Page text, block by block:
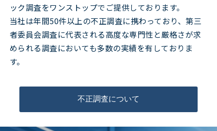
ック調査をワンストップでご提供しております。
当社は年間50件以上の不正調査に携わっており、第三
者委員会調査に代表される高度な専門性と厳格さが求
められる調査においても多数の実績を有しておりま
す。
不正調査について